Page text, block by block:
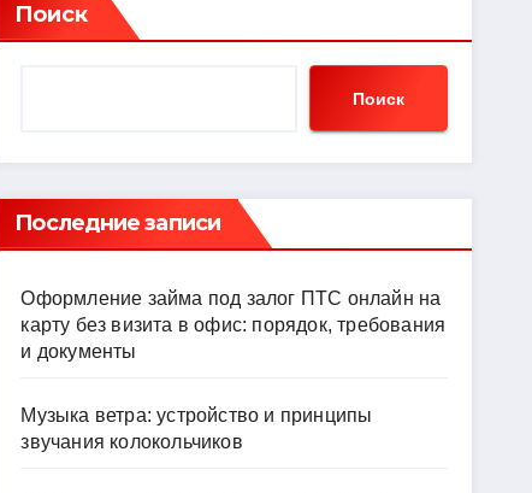
Поиск
Поиск
Последние записи
Оформление займа под залог ПТС онлайн на
карту без визита в офис: порядок, требования
и документы
Музыка ветра: устройство и принципы
звучания колокольчиков